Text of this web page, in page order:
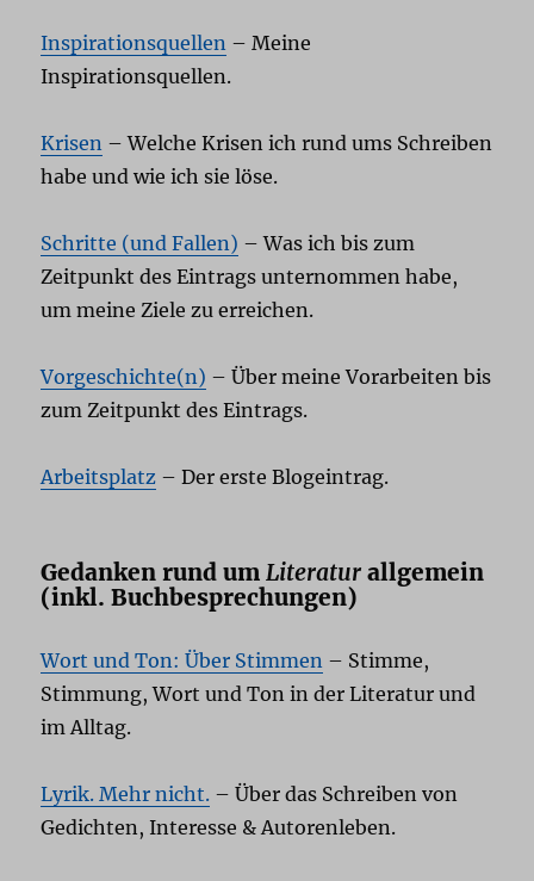
Inspirationsquellen – Meine
Inspirationsquellen.
Krisen – Welche Krisen ich rund ums Schreiben
habe und wie ich sie löse.
Schritte (und Fallen) – Was ich bis zum
Zeitpunkt des Eintrags unternommen habe,
um meine Ziele zu erreichen.
Vorgeschichte(n) – Über meine Vorarbeiten bis
zum Zeitpunkt des Eintrags.
Arbeitsplatz – Der erste Blogeintrag.
Gedanken rund um Literatur allgemein
(inkl. Buchbesprechungen)
Wort und Ton: Über Stimmen – Stimme,
Stimmung, Wort und Ton in der Literatur und
im Alltag.
Lyrik. Mehr nicht. – Über das Schreiben von
Gedichten, Interesse & Autorenleben.